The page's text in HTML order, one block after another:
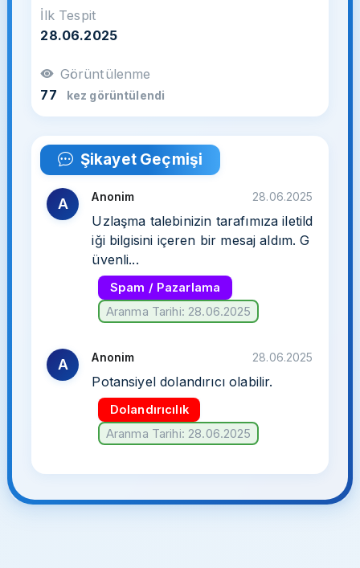
İlk Tespit
28.06.2025
Görüntülenme
77
kez görüntülendi
Şikayet Geçmişi
A Anonim 28.06.2025
Uzlaşma talebinizin tarafımıza iletild
iği bilgisini içeren bir mesaj aldım. G
üvenli...
Spam / Pazarlama
Aranma Tarihi: 28.06.2025
A Anonim 28.06.2025
Potansiyel dolandırıcı olabilir.
Dolandırıcılık
Aranma Tarihi: 28.06.2025